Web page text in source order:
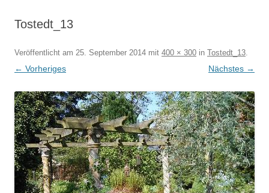
Tostedt_13
Veröffentlicht am 25. September 2014 mit 400 × 300 in Tostedt_13.
← Vorheriges Nächstes →